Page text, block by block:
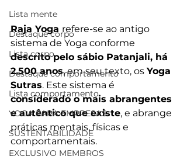
Lista mente
Destaque corpo
Lista corpo
Destaque comportamento
Lista comportamento
YOGA PARA EMPRESAS
SUSTENTABILIDADE
EXCLUSIVO MEMBROS
Raja Yoga refere-se ao antigo
sistema de Yoga conforme
descrito pelo sábio Patanjali, há
2.500 anos, em seu texto, os Yoga
Sutras. Este sistema é
considerado o mais abrangentes
e autêntico que existe, e abrange
práticas mentais, físicas e
comportamentais.